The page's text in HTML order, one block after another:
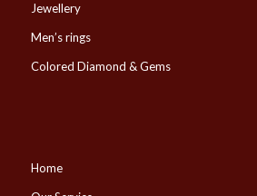
Jewellery
Men’s rings
Colored Diamond & Gems
Home